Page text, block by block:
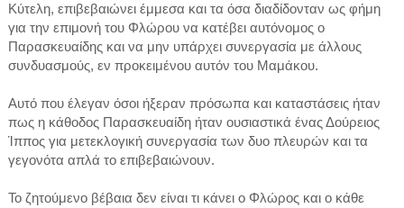
Κύτελη, επιβεβαιώνει έμμεσα και τα όσα διαδίδονταν ως φήμη
για την επιμονή του Φλώρου να κατέβει αυτόνομος ο
Παρασκευαίδης και να μην υπάρχει συνεργασία με άλλους
συνδυασμούς, εν προκειμένου αυτόν του Μαμάκου.
Αυτό που έλεγαν όσοι ήξεραν πρόσωπα και καταστάσεις ήταν
πως η κάθοδος Παρασκευαίδη ήταν ουσιαστικά ένας Δούρειος
Ίππος για μετεκλογική συνεργασία των δυο πλευρών και τα
γεγονότα απλά το επιβεβαιώνουν.
Το ζητούμενο βέβαια δεν είναι τι κάνει ο Φλώρος και ο κάθε